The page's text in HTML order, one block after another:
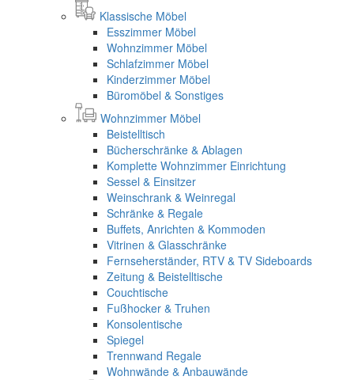
Klassische Möbel
Esszimmer Möbel
Wohnzimmer Möbel
Schlafzimmer Möbel
Kinderzimmer Möbel
Büromöbel & Sonstiges
Wohnzimmer Möbel
Beistelltisch
Bücherschränke & Ablagen
Komplette Wohnzimmer Einrichtung
Sessel & Einsitzer
Weinschrank & Weinregal
Schränke & Regale
Buffets, Anrichten & Kommoden
Vitrinen & Glasschränke
Fernseherständer, RTV & TV Sideboards
Zeitung & Beistelltische
Couchtische
Fußhocker & Truhen
Konsolentische
Spiegel
Trennwand Regale
Wohnwände & Anbauwände